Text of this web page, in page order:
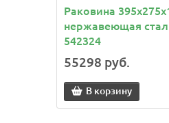
Раковина
нержавеющая
542324
55298 руб.
В корзину